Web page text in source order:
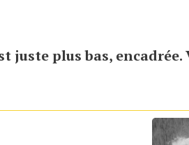
juste plus bas, encadrée.